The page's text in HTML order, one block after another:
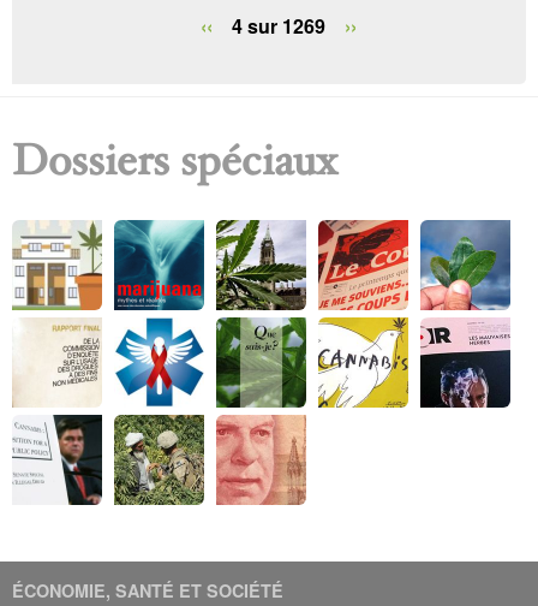
‹‹
4 sur 1269 ››
Dossiers spéciaux
ÉCONOMIE, SANTÉ ET SOCIÉTÉ